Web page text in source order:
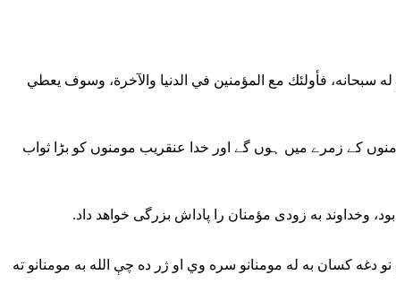
له سبحانه، فأولئك مع المؤمنين في الدنيا والآخرة، وسوف يعطي
کے زمرے میں ہوں گے اور خدا عنقریب مومنوں کو بڑا ثواب
وخداوند به زودی مؤمنان را پاداش بزرگی خواهد داد.
دغه كسان به له مومنانو سره وي او ژر ده چې الله به مومنانو ته